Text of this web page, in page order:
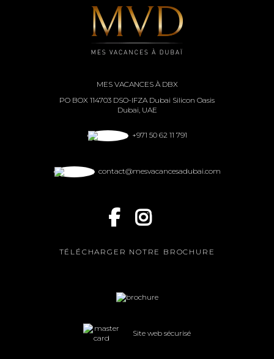
MES VACANCES À DBX
PO BOX 114703 DSO-IFZA Dubai Silicon Oasis
Dubai, UAE
+971 50 62 11 791
contact@mesvacancesadubai.com
TÉLÉCHARGER NOTRE BROCHURE
Site web sécurisé